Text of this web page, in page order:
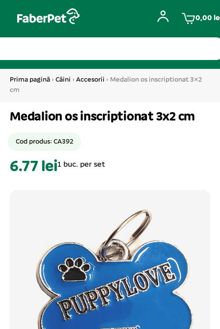
0,00
Prima pagină › Câini › Accesorii › Medalion os inscriptionat 3×2
cm
Medalion os inscriptionat 3x2 cm
Cod produs: CA392
6.77 lei1 buc. per set